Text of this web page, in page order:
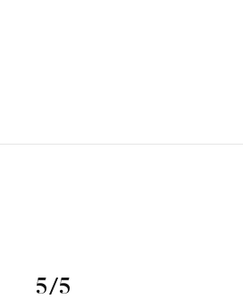
5/5